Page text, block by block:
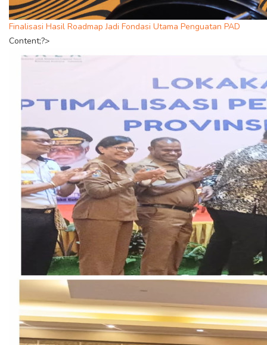
Finalisasi Hasil Roadmap Jadi Fondasi Utama Penguatan PAD
Content;?>